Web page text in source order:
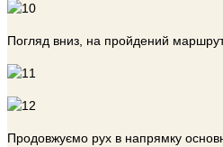
Погляд вниз, на пройдений
Продовжуємо рух в напрямку